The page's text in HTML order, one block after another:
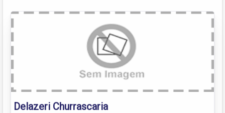
Delazeri Churrascaria